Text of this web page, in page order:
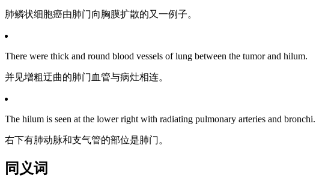
肺鳞状细胞癌由肺门向胸膜扩散的又一例子。
There were thick and round blood vessels of lung between the tumor and hilum.
并见增粗迂曲的肺门血管与病灶相连。
The hilum is seen at the lower right with radiating pulmonary arteries and bronchi.
右下有肺动脉和支气管的部位是肺门。
同义词